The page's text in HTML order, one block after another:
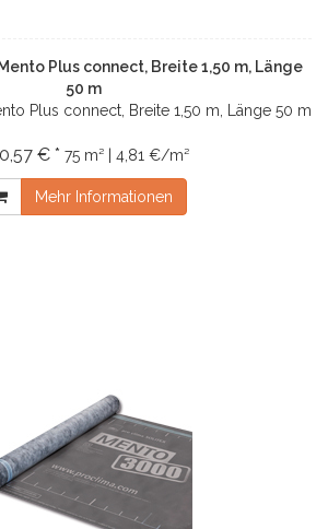
Plus connect, Breite 1,50 m, Länge
50 m
Plus connect, Breite 1,50 m, Länge 50 m
€ * 75 m² | 4,81 €/m²
Mehr Informationen